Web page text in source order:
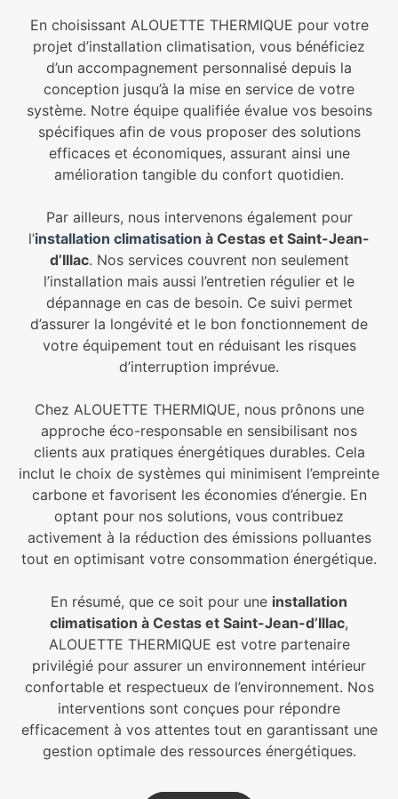
En choisissant ALOUETTE THERMIQUE pour votre
projet d’installation climatisation, vous bénéficiez
d’un accompagnement personnalisé depuis la
conception jusqu’à la mise en service de votre
système. Notre équipe qualifiée évalue vos besoins
spécifiques afin de vous proposer des solutions
efficaces et économiques, assurant ainsi une
amélioration tangible du confort quotidien.
Par ailleurs, nous intervenons également pour
l’installation climatisation à Cestas et Saint-Jean-
d’Illac. Nos services couvrent non seulement
l’installation mais aussi l’entretien régulier et le
dépannage en cas de besoin. Ce suivi permet
d’assurer la longévité et le bon fonctionnement de
votre équipement tout en réduisant les risques
d’interruption imprévue.
Chez ALOUETTE THERMIQUE, nous prônons une
approche éco-responsable en sensibilisant nos
clients aux pratiques énergétiques durables. Cela
inclut le choix de systèmes qui minimisent l’empreinte
carbone et favorisent les économies d’énergie. En
optant pour nos solutions, vous contribuez
activement à la réduction des émissions polluantes
tout en optimisant votre consommation énergétique.
En résumé, que ce soit pour une installation
climatisation à Cestas et Saint-Jean-d’Illac,
ALOUETTE THERMIQUE est votre partenaire
privilégié pour assurer un environnement intérieur
confortable et respectueux de l’environnement. Nos
interventions sont conçues pour répondre
efficacement à vos attentes tout en garantissant une
gestion optimale des ressources énergétiques.